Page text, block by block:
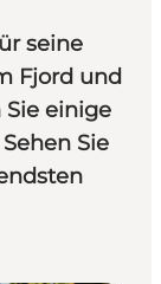
seine
Fjord und
einige
Sie